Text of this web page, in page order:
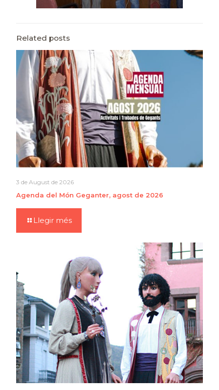
Related posts
3 de August de 2026
Agenda del Món Geganter, agost de 2026
Llegir més